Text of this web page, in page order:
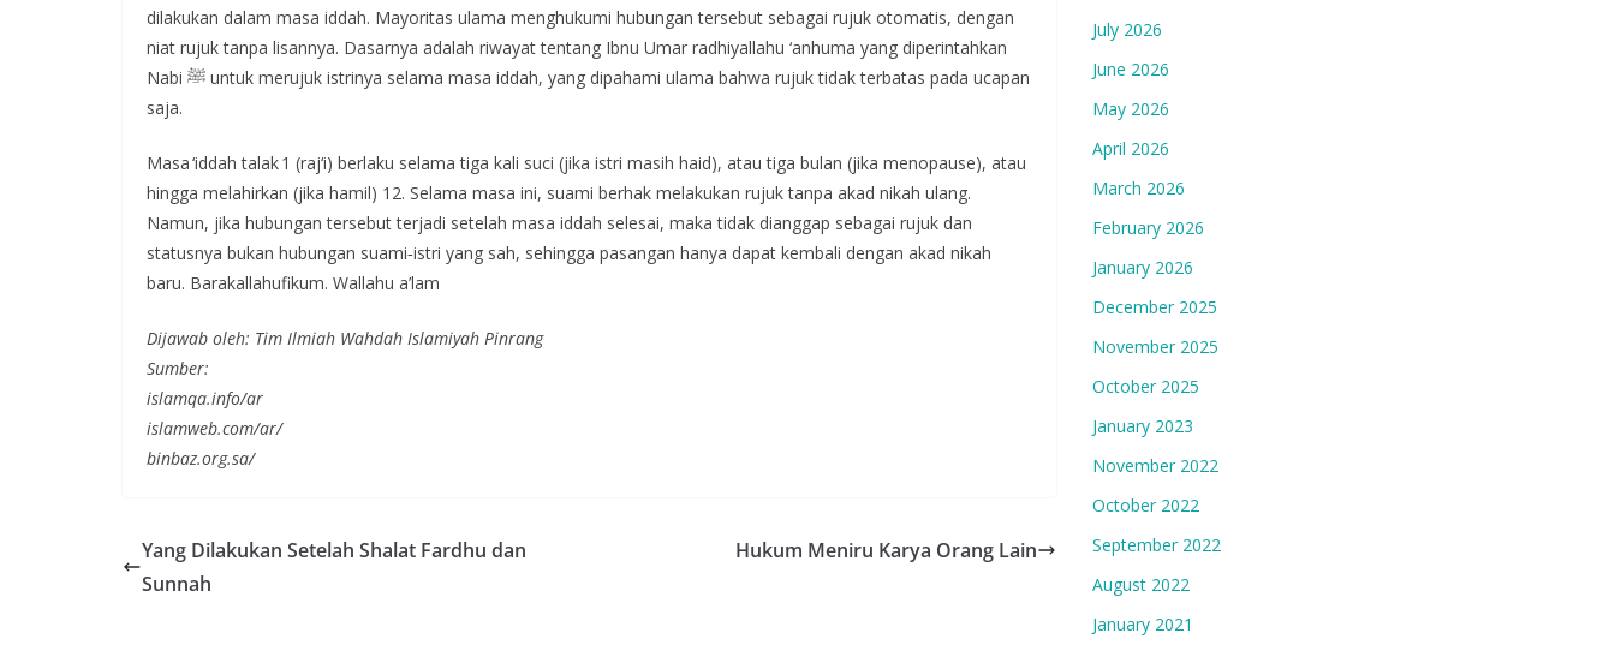
dilakukan dalam masa iddah. Mayoritas ulama menghukumi hubungan tersebut sebagai rujuk otomatis, dengan
niat rujuk tanpa lisannya. Dasarnya adalah riwayat tentang Ibnu Umar radhiyallahu ‘anhuma yang diperintahkan
Nabi ﷺ untuk merujuk istrinya selama masa iddah, yang dipahami ulama bahwa rujuk tidak terbatas pada ucapan
saja.
Masa ‘iddah talak 1 (raj‘i) berlaku selama tiga kali suci (jika istri masih haid), atau tiga bulan (jika menopause), atau
hingga melahirkan (jika hamil) 12. Selama masa ini, suami berhak melakukan rujuk tanpa akad nikah ulang.
Namun, jika hubungan tersebut terjadi setelah masa iddah selesai, maka tidak dianggap sebagai rujuk dan
statusnya bukan hubungan suami‑istri yang sah, sehingga pasangan hanya dapat kembali dengan akad nikah
baru. Barakallahufikum. Wallahu a’lam
Dijawab oleh: Tim Ilmiah Wahdah Islamiyah Pinrang
Sumber:
islamqa.info/ar
islamweb.com/ar/
binbaz.org.sa/
Yang Dilakukan Setelah Shalat Fardhu dan
Sunnah
Hukum Meniru Karya Orang Lain
July 2026
June 2026
May 2026
April 2026
March 2026
February 2026
January 2026
December 2025
November 2025
October 2025
January 2023
November 2022
October 2022
September 2022
August 2022
January 2021